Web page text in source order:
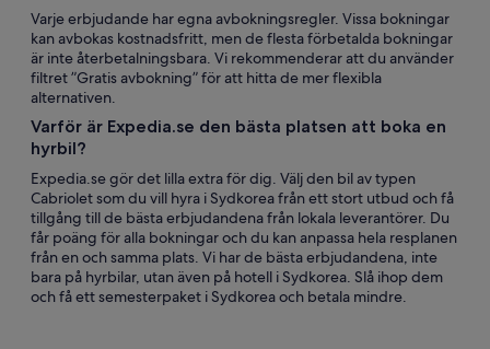
Varje erbjudande har egna avbokningsregler. Vissa bokningar
kan avbokas kostnadsfritt, men de flesta förbetalda bokningar
är inte återbetalningsbara. Vi rekommenderar att du använder
filtret ”Gratis avbokning” för att hitta de mer flexibla
alternativen.
Varför är Expedia.se den bästa platsen att boka en
hyrbil?
Expedia.se gör det lilla extra för dig. Välj den bil av typen
Cabriolet som du vill hyra i Sydkorea från ett stort utbud och få
tillgång till de bästa erbjudandena från lokala leverantörer. Du
får poäng för alla bokningar och du kan anpassa hela resplanen
från en och samma plats. Vi har de bästa erbjudandena, inte
bara på hyrbilar, utan även på hotell i Sydkorea. Slå ihop dem
och få ett semesterpaket i Sydkorea och betala mindre.